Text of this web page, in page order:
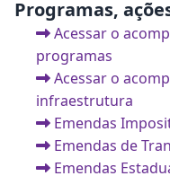
Programas,
Acessar o
programas
Acessar o
infraestrutura
Emendas
Emendas de
Emendas